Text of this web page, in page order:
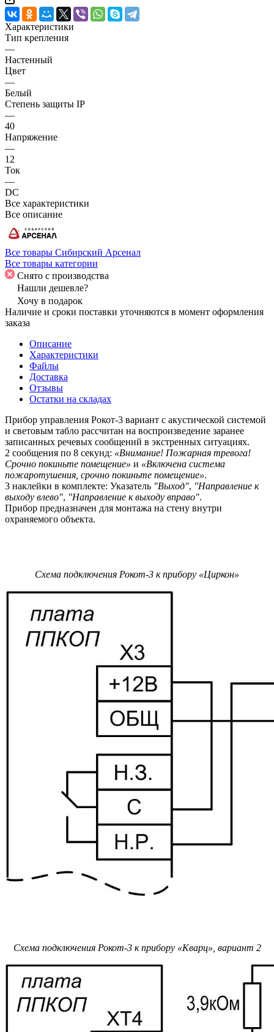
Характеристики
Тип крепления
—
Настенный
Цвет
—
Белый
Степень защиты IP
—
40
Напряжение
—
12
Ток
—
DC
Все характеристики
Все описание
Все товары Сибирский Арсенал
Все товары категории
Снято с производства
Нашли дешевле?
Хочу в подарок
Наличие и сроки поставки уточняются в момент оформления
заказа
Описание
Характеристики
Файлы
Доставка
Отзывы
Остатки на складах
Прибор управления Рокот-3 вариант с акустической системой
и световым табло рассчитан на воспроизведение заранее
записанных речевых сообщений в экстренных ситуациях.
2 сообщения по 8 секунд: «Внимание! Пожарная тревога!
Срочно покиньте помещение» и «Включена система
пожаротушения, срочно покиньте помещение».
3 наклейки в комплекте: Указатель "Выход", "Направление к
выходу влево", "Направление к выходу вправо".
Прибор предназначен для монтажа на стену внутри
охраняемого объекта.
Схема подключения Рокот-3 к прибору «Циркон»
Схема подключения Рокот-3 к прибору «Кварц», вариант 2